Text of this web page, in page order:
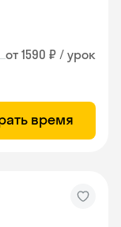
от 1590 ₽ / урок
время